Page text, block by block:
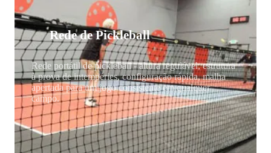
Rede de Pickleball
Rede portátil de pickleball - altura regulável, estrutura
à prova de intempéries, configuração rápida, malha
apertada para um jogo consistente em qualquer
campo.